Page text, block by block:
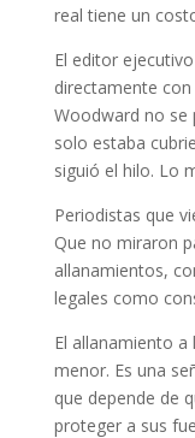
real tiene un
El editor
directamente
Woodward no
solo estaba
siguió el hilo. Lo
Periodistas que
Que no miraron
allanamientos,
legales como
El allanamiento
menor. Es una
que depende de
proteger a sus